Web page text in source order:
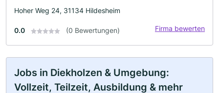
Hoher Weg 24, 31134 Hildesheim
0.0 (0 Bewertungen) Firma bewerten
Jobs in Diekholzen & Umgebung:
Vollzeit, Teilzeit, Ausbildung & mehr